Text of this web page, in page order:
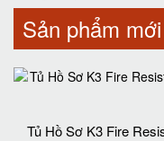
Sản phẩm
Tủ Hồ Sơ K3 Fire